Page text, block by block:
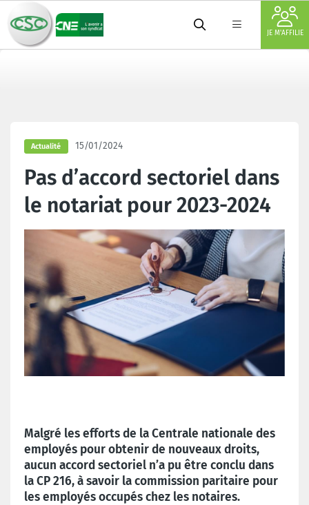
JE M'AFFILIE
Actualité 15/01/2024
Pas d’accord sectoriel dans
le notariat pour 2023-2024
Malgré les efforts de la Centrale nationale des
employés pour obtenir de nouveaux droits,
aucun accord sectoriel n’a pu être conclu dans
la CP 216, à savoir la commission paritaire pour
les employés occupés chez les notaires.